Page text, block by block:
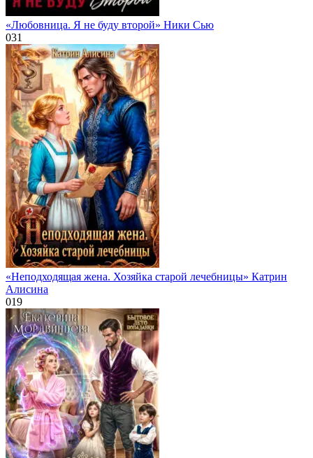
«Любовница. Я не буду второй» Ники Сью
031
«Неподходящая жена. Хозяйка старой лечебницы» Катрин
Алисина
019